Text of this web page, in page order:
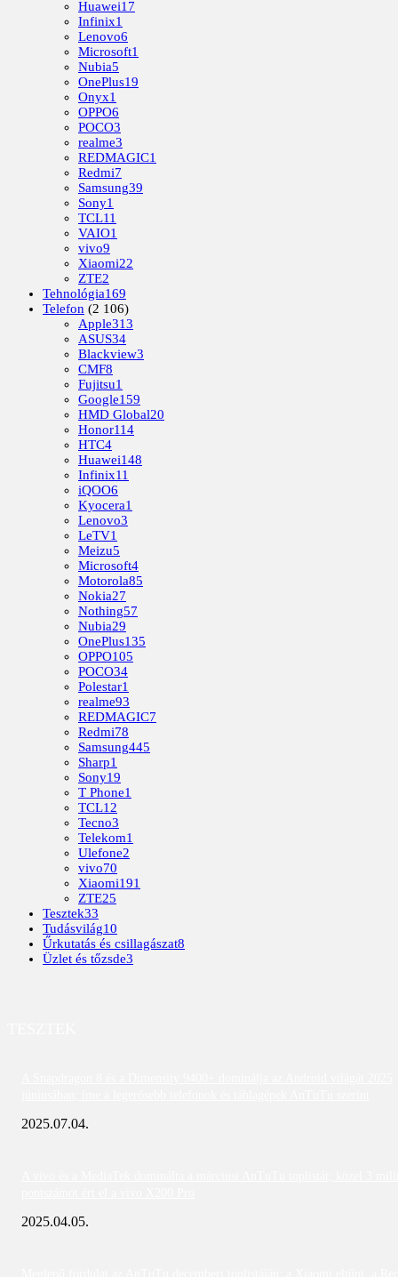
Huawei17
Infinix1
Lenovo6
Microsoft1
Nubia5
OnePlus19
Onyx1
OPPO6
POCO3
realme3
REDMAGIC1
Redmi7
Samsung39
Sony1
TCL11
VAIO1
vivo9
Xiaomi22
ZTE2
Tehnológia169
Telefon (2 106)
Apple313
ASUS34
Blackview3
CMF8
Fujitsu1
Google159
HMD Global20
Honor114
HTC4
Huawei148
Infinix11
iQOO6
Kyocera1
Lenovo3
LeTV1
Meizu5
Microsoft4
Motorola85
Nokia27
Nothing57
Nubia29
OnePlus135
OPPO105
POCO34
Polestar1
realme93
REDMAGIC7
Redmi78
Samsung445
Sharp1
Sony19
T Phone1
TCL12
Tecno3
Telekom1
Ulefone2
vivo70
Xiaomi191
ZTE25
Tesztek33
Tudásvilág10
Űrkutatás és csillagászat8
Üzlet és tőzsde3
2025.07.04.
2025.04.05.